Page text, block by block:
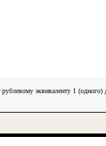
рублевому эквиваленту 1